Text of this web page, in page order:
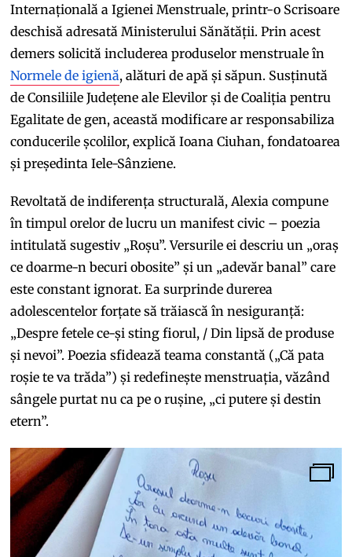
Internațională a Igienei Menstruale, printr-o Scrisoare
deschisă adresată Ministerului Sănătății. Prin acest
demers solicită includerea produselor menstruale în
Normele de igienă, alături de apă și săpun. Susținută
de Consiliile Județene ale Elevilor și de Coaliția pentru
Egalitate de gen, această modificare ar responsabiliza
conducerile școlilor, explică Ioana Ciuhan, fondatoarea
și președinta Iele-Sânziene.
Revoltată de indiferența structurală, Alexia compune
în timpul orelor de lucru un manifest civic – poezia
intitulată sugestiv „Roșu”. Versurile ei descriu un „oraș
ce doarme-n becuri obosite” și un „adevăr banal” care
este constant ignorat. Ea surprinde durerea
adolescentelor forțate să trăiască în nesiguranță:
„Despre fetele ce-și sting fiorul, / Din lipsă de produse
și nevoi”. Poezia sfidează teama constantă („Că pata
roșie te va trăda”) și redefinește menstruația, văzând
sângele purtat nu ca pe o rușine, „ci putere și destin
etern”.